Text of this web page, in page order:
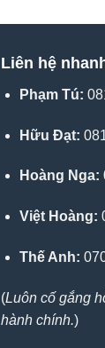
Liên hệ
Phạm Tú:
Hữu Đạt:
Hoàng Nga:
Việt Hoàng:
Thế Anh:
(Luôn cố gắng
hành chính.)